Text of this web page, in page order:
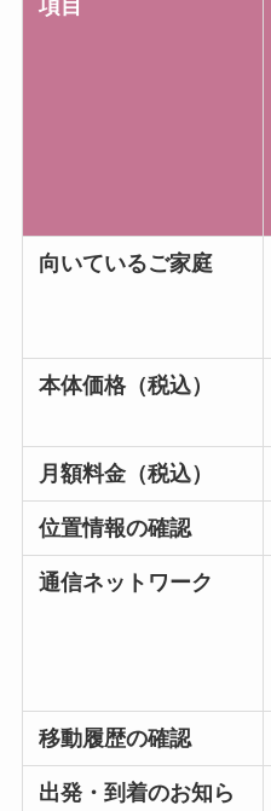
項目
向いているご家庭
本体価格（税込）
月額料金（税込）
位置情報の確認
通信ネットワーク
移動履歴の確認
出発・到着のお知ら